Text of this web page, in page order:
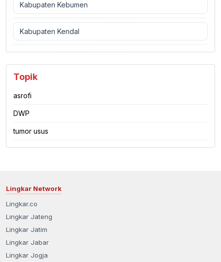
Kabupaten Kebumen
Kabupaten Kendal
Topik
asrofi
DWP
tumor usus
Lingkar Network
Lingkar.co
Lingkar Jateng
Lingkar Jatim
Lingkar Jabar
Lingkar Jogja